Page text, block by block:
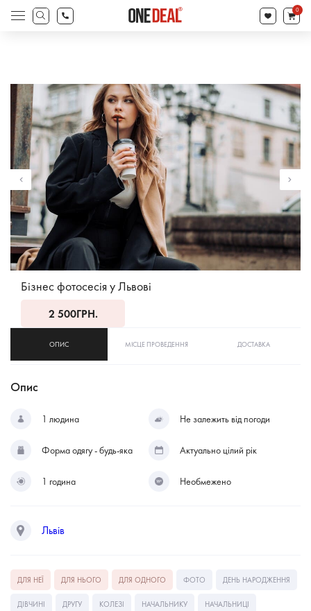
search
Products
search
0
Бізнес фотосесія у Львові
2 500ГРН.
ОПИС МІСЦЕ ПРОВЕДЕННЯ ДОСТАВКА
Опис
1 людина Не залежить від погоди
Форма одягу - будь-яка Актуально цілий рік
1 година Необмежено
Львів
ДЛЯ НЕЇ ДЛЯ НЬОГО ДЛЯ ОДНОГО ФОТО ДЕНЬ НАРОДЖЕННЯ
ДІВЧИНІ ДРУГУ КОЛЕЗІ НАЧАЛЬНИКУ НАЧАЛЬНИЦІ